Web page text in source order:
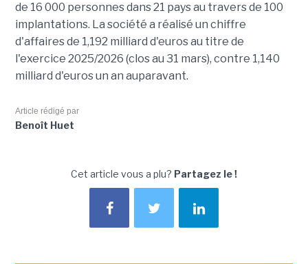
de 16 000 personnes dans 21 pays au travers de 100
implantations. La société a réalisé un chiffre
d'affaires de 1,192 milliard d'euros au titre de
l'exercice 2025/2026 (clos au 31 mars), contre 1,140
milliard d'euros un an auparavant.
Article rédigé par
Benoît Huet
Cet article vous a plu? Partagez le !